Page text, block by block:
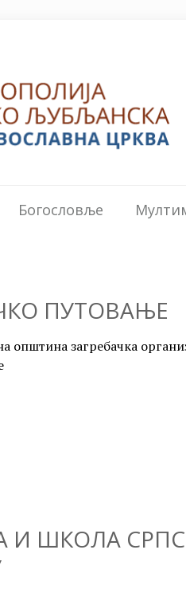
Богословље
ПУТОВАЊЕ
општина загребачка
И ШКОЛА